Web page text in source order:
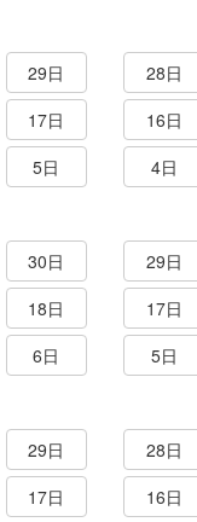
29日 28日
17日 16日
5日 4日
30日 29日
18日 17日
6日 5日
29日 28日
17日 16日